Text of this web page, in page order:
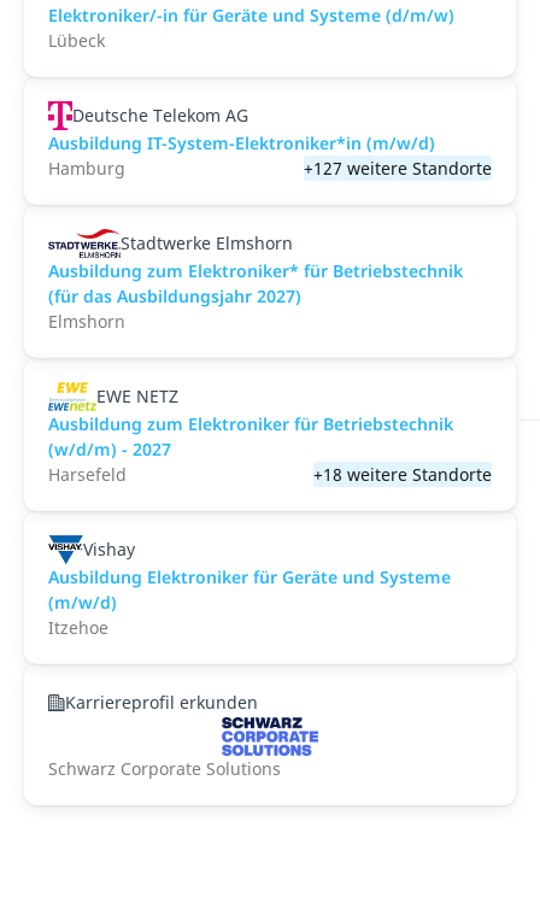
Elektroniker/-in für Geräte und Systeme (d/m/w)
Lübeck
Deutsche Telekom AG
Ausbildung IT-System-Elektroniker*in (m/w/d)
Hamburg
+127 weitere Standorte
Stadtwerke Elmshorn
Ausbildung zum Elektroniker* für Betriebstechnik
(für das Ausbildungsjahr 2027)
Elmshorn
EWE NETZ
Ausbildung zum Elektroniker für Betriebstechnik
(w/d/m) - 2027
Harsefeld
+18 weitere Standorte
Vishay
Ausbildung Elektroniker für Geräte und Systeme
(m/w/d)
Itzehoe
Karriereprofil erkunden
Schwarz Corporate Solutions